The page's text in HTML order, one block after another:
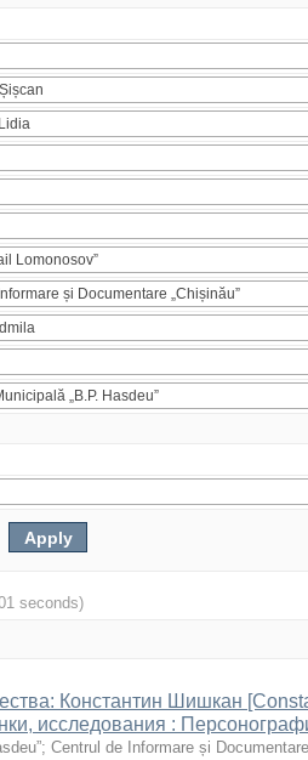
seconds)
Константин Шишкан
исследования :
; Centrul de Informare și Documentare